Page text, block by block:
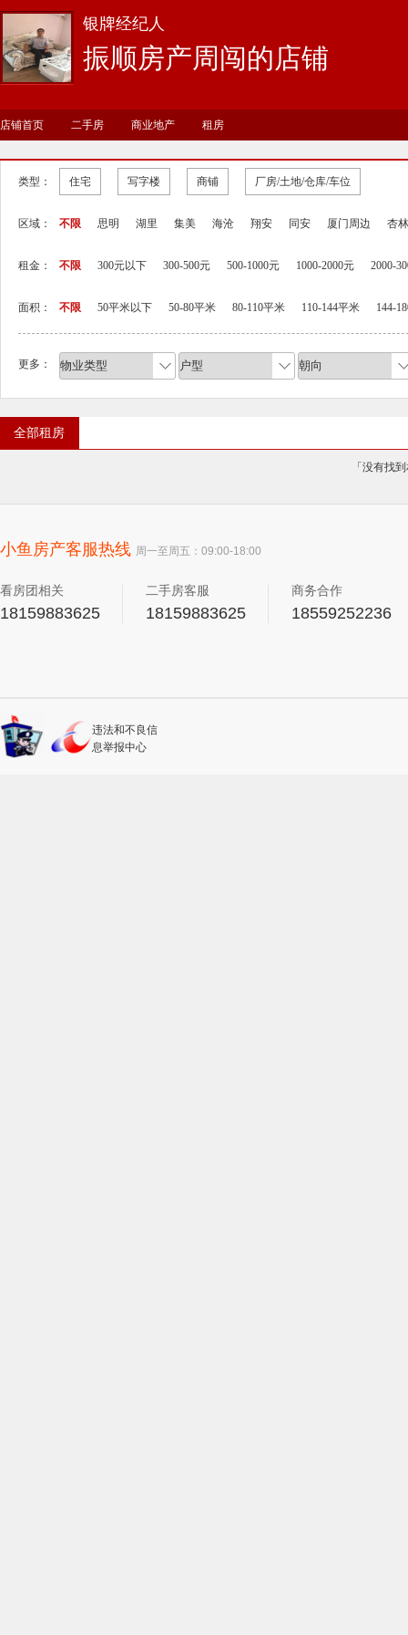
银牌经纪人
振顺房产周闯的店铺
店铺首页 二手房 商业地产 租房
类型： 住宅 写字楼 商铺 厂房/土地/仓库/车位
区域： 不限 思明 湖里 集美 海沧 翔安 同安 厦门周边 杏林
租金： 不限 300元以下 300-500元 500-1000元 1000-2000元 2000-
面积： 不限 50平米以下 50-80平米 80-110平米 110-144平米 144-
更多：
全部租房
「没有找
小鱼房产客服热线 周一至周五：09:00-18:00
看房团相关
18159883625
二手房客服
18159883625
商务合作
18559252236
违法和不良信
息举报中心